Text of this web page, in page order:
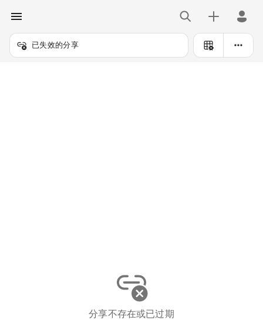
已失效的分享
分享不存在或已过期